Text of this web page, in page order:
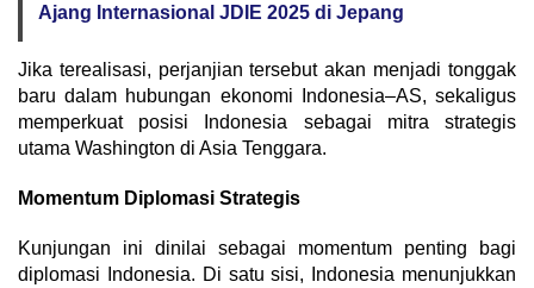
Ajang Internasional JDIE 2025 di Jepang
Jika terealisasi, perjanjian tersebut akan menjadi tonggak
baru dalam hubungan ekonomi Indonesia–AS, sekaligus
memperkuat posisi Indonesia sebagai mitra strategis
utama Washington di Asia Tenggara.
Momentum Diplomasi Strategis
Kunjungan ini dinilai sebagai momentum penting bagi
diplomasi Indonesia. Di satu sisi, Indonesia menunjukkan